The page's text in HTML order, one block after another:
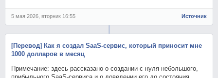
5 мая 2026, вторник 16:55 Источник
[Перевод] Как я создал SaaS-сервис, который приносит мне
1000 долларов в месяц
Примечание: здесь рассказано о создании с нуля небольшого,